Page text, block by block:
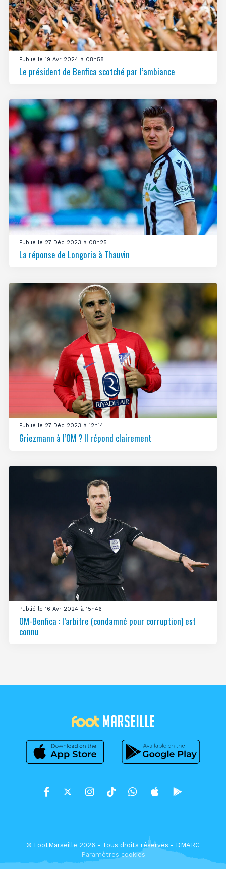
Publié le 19 Avr 2024 à 08h58
Le président de Benfica scotché par l’ambiance
Publié le 27 Déc 2023 à 08h25
La réponse de Longoria à Thauvin
Publié le 27 Déc 2023 à 12h14
Griezmann à l’OM ? Il répond clairement
Publié le 16 Avr 2024 à 15h46
OM-Benfica : l’arbitre (condamné pour corruption) est
connu
© FootMarseille 2026 - Tous droits réservés - DMARC
Paramètres cookies